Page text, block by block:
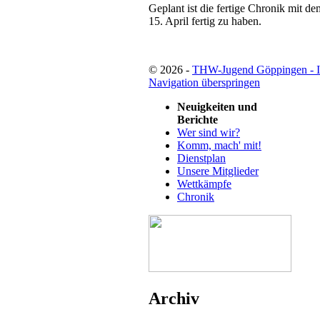
Geplant ist die fertige Chronik mit
15. April fertig zu haben.
© 2026 - THW-Jugend Göppingen -
Navigation überspringen
Neuigkeiten und
Berichte
Wer sind wir?
Komm, mach' mit!
Dienstplan
Unsere Mitglieder
Wettkämpfe
Chronik
Archiv